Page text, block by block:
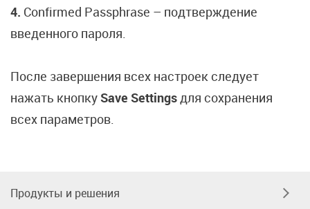
4. Confirmed Passphrase – подтверждение
введенного пароля.
После завершения всех настроек следует
нажать кнопкуSave Settingsдля сохранения
всех параметров.
Продукты и решения